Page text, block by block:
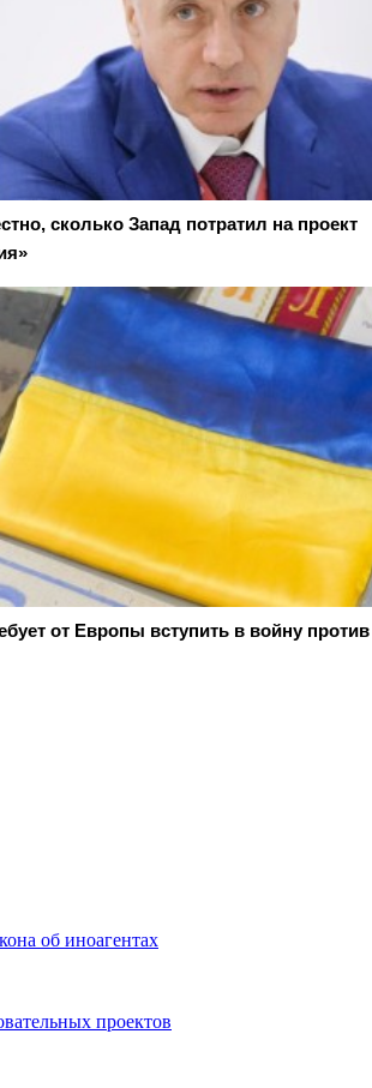
сколько Запад потратил на проект
от Европы вступить в войну против
об иноагентах
проектов